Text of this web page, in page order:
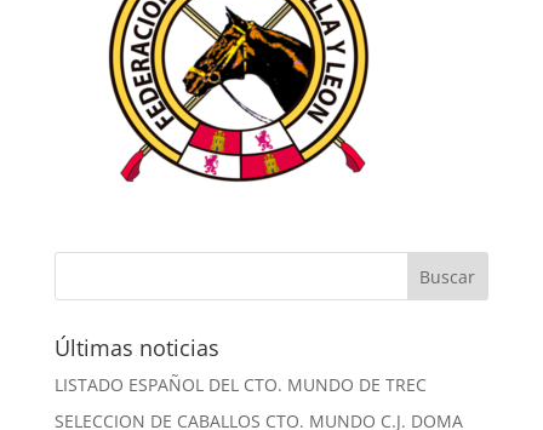
Últimas noticias
LISTADO ESPAÑOL DEL CTO. MUNDO DE TREC
SELECCION DE CABALLOS CTO. MUNDO C.J. DOMA